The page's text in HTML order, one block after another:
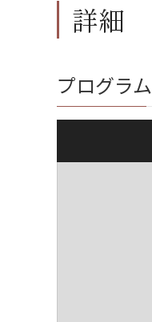
詳細
プログラム